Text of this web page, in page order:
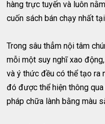
hàng trực tuyến và luôn
cuốn sách bán chạy nhất
Trong sâu thẳm nội tâm
mỗi một suy nghĩ xao
và ý thức đều có thể tạo ra
đó được thể hiện thông
pháp chữa lành bằng màu